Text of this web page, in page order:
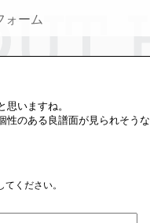
ォーム
いますね。
性のある良譜面が見られそうな
ください。